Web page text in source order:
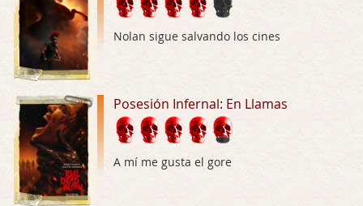
El señor de las moscas
Por: Luar
Dudaba en ver la serie, una serie de 4 cap …
Hungry
Por: Croc
Las 10 películas gore de Almas Oscuras
Por: JORDI CRUYFF
Nolan sigue salvando los cines
Posesión Infernal: En Llamas
A mí me gusta el gore